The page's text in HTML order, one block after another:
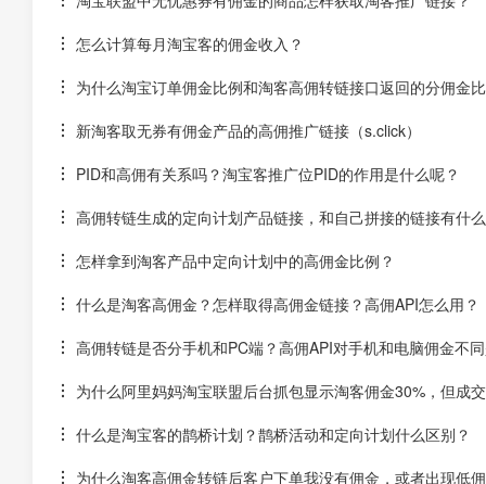
怎么计算每月淘宝客的佣金收入？
为什么淘宝订单佣金比例和淘客高佣转链接口返回的分佣金
新淘客取无券有佣金产品的高佣推广链接（s.click）
PID和高佣有关系吗？淘宝客推广位PID的作用是什么呢？
高佣转链生成的定向计划产品链接，和自己拼接的链接有什
怎样拿到淘客产品中定向计划中的高佣金比例？
什么是淘客高佣金？怎样取得高佣金链接？高佣API怎么用？
高佣转链是否分手机和PC端？高佣API对手机和电脑佣金不
为什么阿里妈妈淘宝联盟后台抓包显示淘客佣金30%，但成
什么是淘宝客的鹊桥计划？鹊桥活动和定向计划什么区别？
为什么淘客高佣金转链后客户下单我没有佣金，或者出现低